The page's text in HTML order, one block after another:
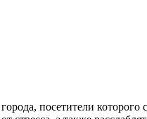
посетители